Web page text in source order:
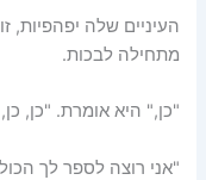
העיניים שלה יפהפיות,
מתחילה לבכות.
"כן," היא אומרת. "כן,
"אני רוצה לספר לך